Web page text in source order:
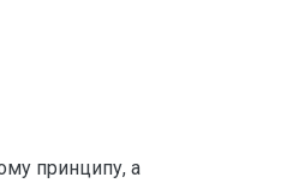
принципу, а